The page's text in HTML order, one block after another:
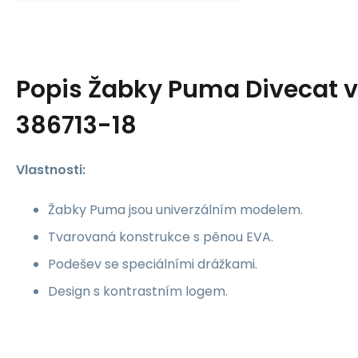
Popis Žabky Puma Divecat
386713-18
Vlastnosti:
Žabky Puma jsou univerzálním modelem.
Tvarovaná konstrukce s pěnou EVA.
Podešev se speciálními drážkami.
Design s kontrastním logem.